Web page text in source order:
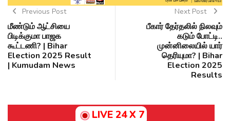
Previous Post
மீண்டும் ஆட்சியை
பிடிக்குமா பாஜக
கூட்டணி? | Bihar
Election 2025 Result
| Kumudam News
Next Post
பீகார் தேர்தலில் நிலவும்
கடும் போட்டி..
முன்னிலையில் யார்
தெரியுமா? | Bihar
Election 2025
Results
LIVE 24 X 7